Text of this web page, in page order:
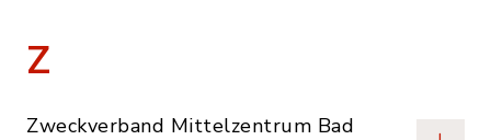
Z
Zweckverband Mittelzentrum Bad